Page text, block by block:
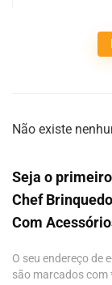
Não existe
Seja o
Chef
Com
O seu endereço de
são marcados com